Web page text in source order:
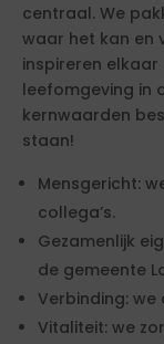
centraal. We
waar het kan en
inspireren
leefomgeving in
kernwaarden
staan!
Mensgericht:
collega’s.
Gezamenlijk
de gemeente
Verbinding:
Vitaliteit: we